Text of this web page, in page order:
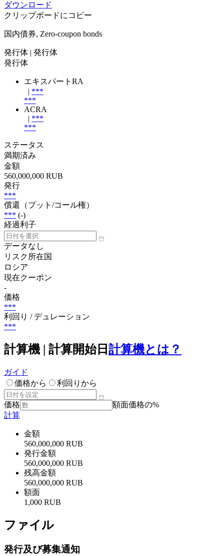
ダウンロード
クリップボードにコピー
国内債券, Zero-coupon bonds
発行体 | 発行体
発行体
エキスパートRA
| ***
***
ACRA
| ***
***
ステータス
満期済み
金額
560,000,000 RUB
発行
***
償還（プット/コール権）
*** (-)
経過利子
データなし
リスク所在国
ロシア
現在クーポン
-
価格
***
利回り / デュレーション
***
計算機 | 計算開始日 計算機とは？
ガイド
価格から
利回りから
価格
額面価格の%
計算
金額
560,000,000 RUB
発行金額
560,000,000 RUB
残高金額
560,000,000 RUB
額面
1,000 RUB
ファイル
発行及び募集通知